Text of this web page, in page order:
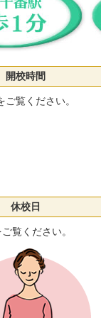
開校時間
覧ください。
休校日
覧ください。